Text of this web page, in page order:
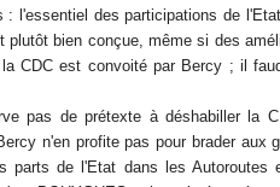
: l'essentiel des participations de
bien conçue, même si des
CDC est convoité par Bercy ; il
pas de prétexte à déshabiller la
n'en profite pas pour brader aux
parts de l'Etat dans les Autoroutes